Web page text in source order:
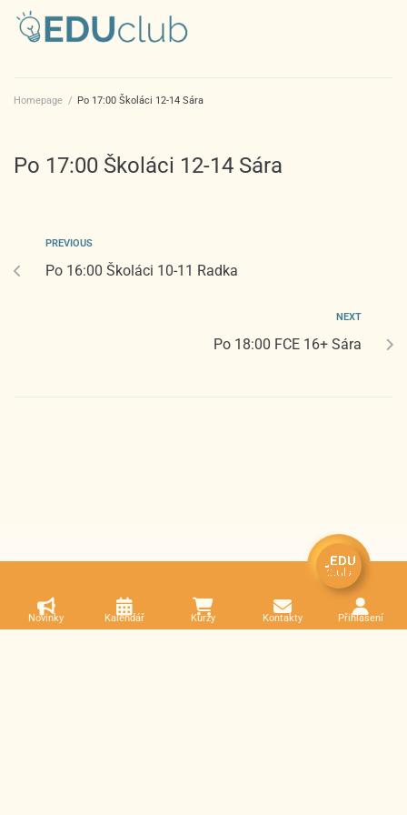
Homepage / Po 17:00 Školáci 12-14 Sára
Po 17:00 Školáci 12-14 Sára
PREVIOUS
Po 16:00 Školáci 10-11 Radka
NEXT
Po 18:00 FCE 16+ Sára
Novinky Kalendář Kurzy Kontakty Přihlášení